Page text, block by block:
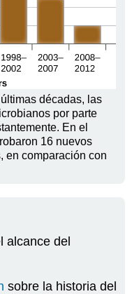
décadas, las
por parte
En el
16 nuevos
en comparación con
alcance del
sobre la historia del